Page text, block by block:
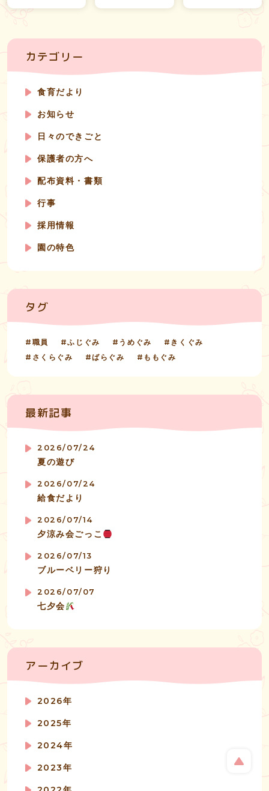
カテゴリー
食育だより
お知らせ
日々のできごと
保護者の方へ
配布資料・書類
行事
採用情報
園の特色
タグ
職員 ふじぐみ うめぐみ
きくぐみ
さくらぐみ
ばらぐみ ももぐみ
最新記事
2026/07/24
夏の遊び
2026/07/24
給食だより
2026/07/14
夕涼み会ごっこ
2026/07/13
ブルーベリー狩り
2026/07/07
七夕会
アーカイブ
2026年
2025年
2024年
2023年